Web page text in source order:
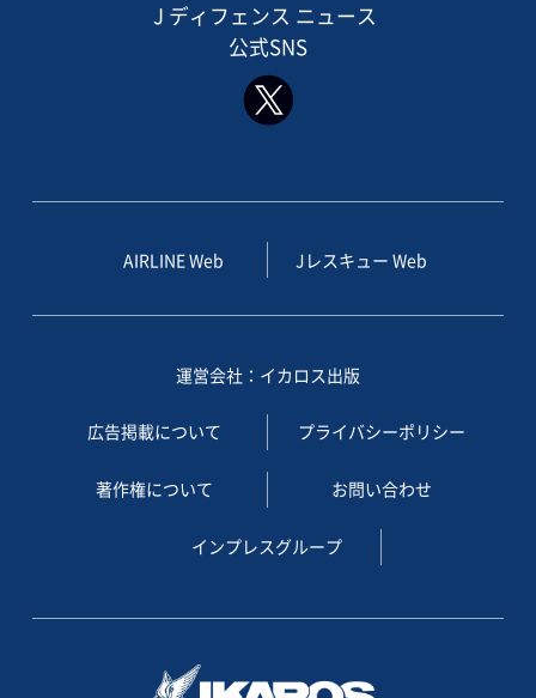
J ディフェンス ニュース
公式SNS
AIRLINE Web Jレスキュー Web
運営会社：イカロス出版
広告掲載について プライバシーポリシー
著作権について お問い合わせ
インプレスグループ